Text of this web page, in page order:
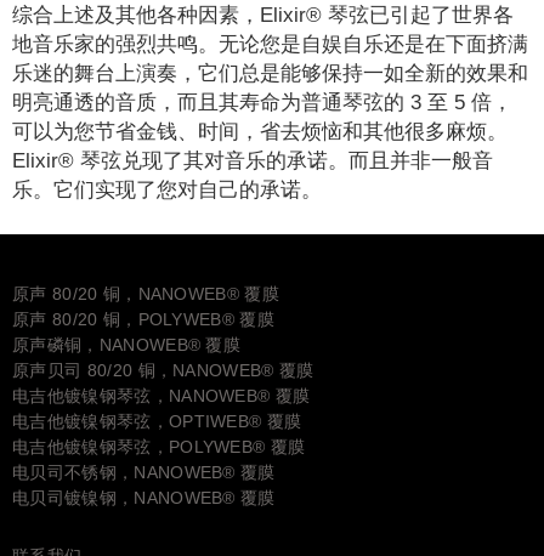
综合上述及其他各种因素，Elixir® 琴弦已引起了世界各
地音乐家的强烈共鸣。无论您是自娱自乐还是在下面挤满
乐迷的舞台上演奏，它们总是能够保持一如全新的效果和
明亮通透的音质，而且其寿命为普通琴弦的 3 至 5 倍，
可以为您节省金钱、时间，省去烦恼和其他很多麻烦。
Elixir® 琴弦兑现了其对音乐的承诺。而且并非一般音
乐。它们实现了您对自己的承诺。
原声 80/20 铜，NANOWEB® 覆膜
原声 80/20 铜，POLYWEB® 覆膜
原声磷铜，NANOWEB® 覆膜
原声贝司 80/20 铜，NANOWEB® 覆膜
电吉他镀镍钢琴弦，NANOWEB® 覆膜
电吉他镀镍钢琴弦，OPTIWEB® 覆膜
电吉他镀镍钢琴弦，POLYWEB® 覆膜
电贝司不锈钢，NANOWEB® 覆膜
电贝司镀镍钢，NANOWEB® 覆膜